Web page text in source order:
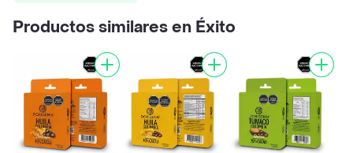
Productos similares en Éxito